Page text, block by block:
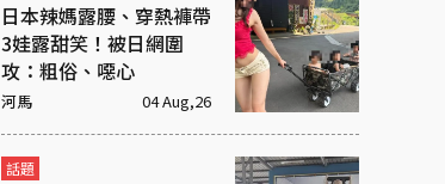
日本辣媽露腰、穿熱褲帶
3娃露甜笑！被日網圍
攻：粗俗、噁心
河馬 04 Aug,26
話題